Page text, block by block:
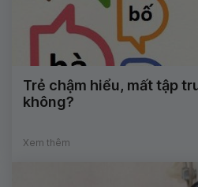
Trẻ chậm hiểu, mất tập
không?
Xem thêm